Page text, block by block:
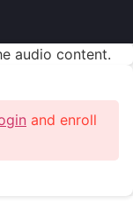
audio content.
and enroll